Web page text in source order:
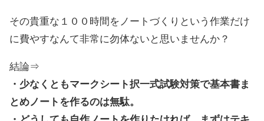
その貴重な１００時間をノートづくりという作業だけ
に費やすなんて非常に勿体ないと思いませんか？
結論⇒
・少なくともマークシート択一式試験対策で基本書ま
とめノートを作るのは無駄。